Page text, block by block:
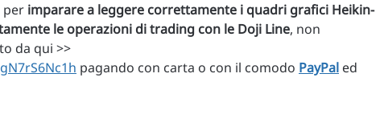
per imparare a leggere correttamente i quadri grafici Heikin-
le operazioni di trading con le Doji Line, non
da qui >>
pagando con carta o con il comodo PayPal ed